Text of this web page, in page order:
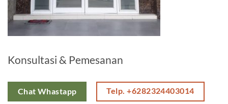
Konsultasi & Pemesanan
Chat Whastapp Telp. +6282324403014